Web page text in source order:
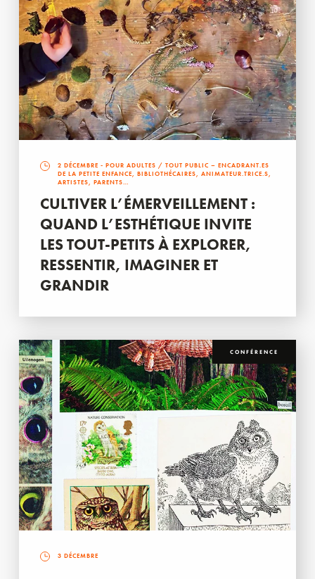
2 DÉCEMBRE - POUR ADULTES / TOUT PUBLIC – ENCADRANT.ES
DE LA PETITE ENFANCE, BIBLIOTHÉCAIRES, ANIMATEUR.TRICE.S,
ARTISTES, PARENTS…
CULTIVER L’ÉMERVEILLEMENT :
QUAND L’ESTHÉTIQUE INVITE
LES TOUT-PETITS À EXPLORER,
RESSENTIR, IMAGINER ET
GRANDIR
CONFÉRENCE
3 DÉCEMBRE